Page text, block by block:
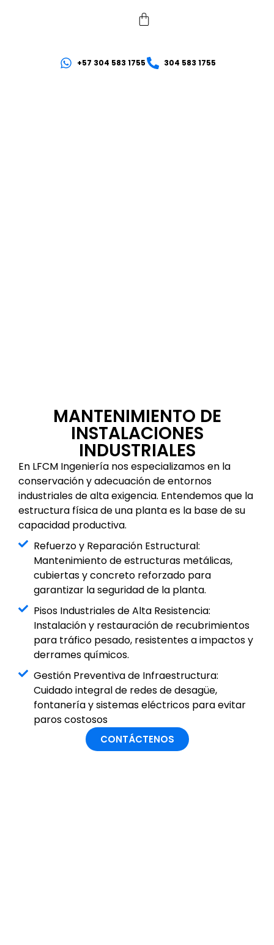
+57 304 583 1755 304 583 1755
MANTENIMIENTO DE
INSTALACIONES
INDUSTRIALES
En LFCM Ingeniería nos especializamos en la
conservación y adecuación de entornos
industriales de alta exigencia. Entendemos que la
estructura física de una planta es la base de su
capacidad productiva.
Refuerzo y Reparación Estructural:
Mantenimiento de estructuras metálicas,
cubiertas y concreto reforzado para
garantizar la seguridad de la planta.
Pisos Industriales de Alta Resistencia:
Instalación y restauración de recubrimientos
para tráfico pesado, resistentes a impactos y
derrames químicos.
Gestión Preventiva de Infraestructura:
Cuidado integral de redes de desagüe,
fontanería y sistemas eléctricos para evitar
paros costosos
CONTÁCTENOS